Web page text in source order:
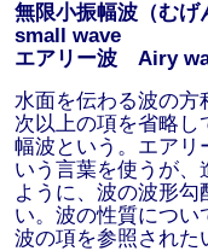
無限小振幅波（む
small wave
エアリー波 Airy
水面を伝わる波の方
次以上の項を省略
幅波という。エアリ
いう言葉を使うが
ように、波の波形
い。波の性質につ
波の項を参照された